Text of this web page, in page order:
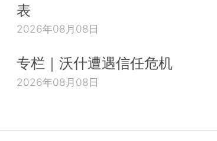
表
2026年08月08日
专栏｜沃什遭遇信任危机
2026年08月08日